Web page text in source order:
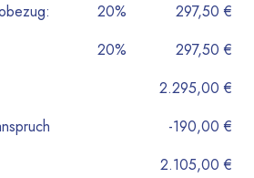
20%
297,50 €
20%
297,50 €
2.295,00 €
-190,00 €
2.105,00 €